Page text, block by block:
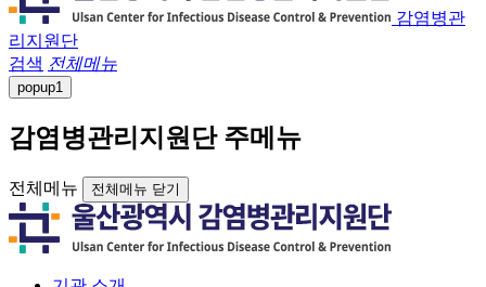
감염병관
리지원단
검색 전체메뉴
popup1
감염병관리지원단 주메뉴
전체메뉴 전체메뉴 닫기